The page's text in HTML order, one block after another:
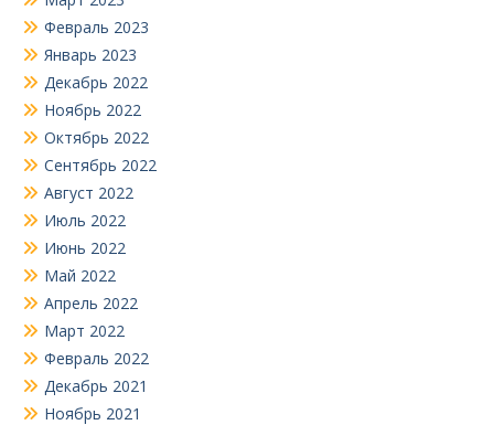
Февраль 2023
Январь 2023
Декабрь 2022
Ноябрь 2022
Октябрь 2022
Сентябрь 2022
Август 2022
Июль 2022
Июнь 2022
Май 2022
Апрель 2022
Март 2022
Февраль 2022
Декабрь 2021
Ноябрь 2021